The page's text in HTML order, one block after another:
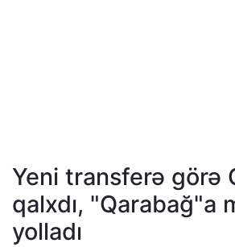
Yeni transferə görə
qalxdı, "Qarabağ"a
yolladı